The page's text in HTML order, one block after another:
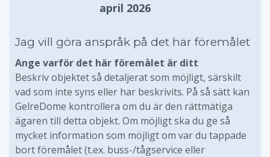
april 2026
Jag vill göra anspråk på det här föremålet
Ange varför det här föremålet är ditt
Beskriv objektet så detaljerat som möjligt, särskilt
vad som inte syns eller har beskrivits. På så sätt kan
GelreDome kontrollera om du är den rättmätiga
ägaren till detta objekt. Om möjligt ska du ge så
mycket information som möjligt om var du tappade
bort föremålet (t.ex. buss-/tågservice eller